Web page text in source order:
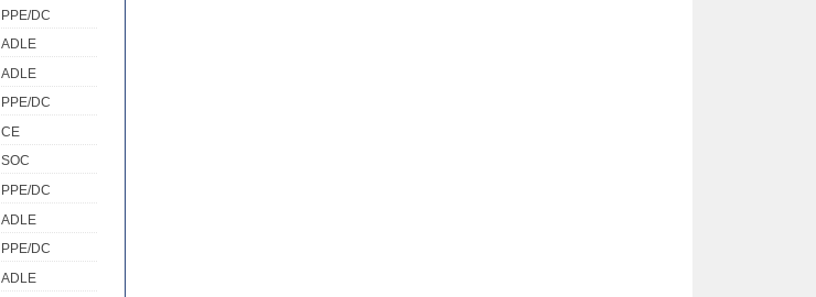
PPE/DC
ADLE
ADLE
PPE/DC
CE
SOC
PPE/DC
ADLE
PPE/DC
ADLE